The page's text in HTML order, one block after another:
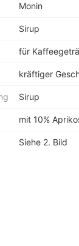
Monin
Sirup
für
kräftiger
Sirup
mit 10%
Siehe 2. Bild